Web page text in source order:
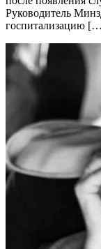
Руководитель
госпитализацию